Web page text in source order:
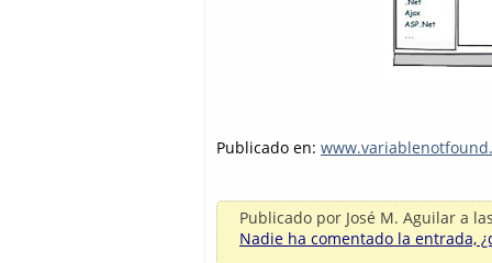
Publicado en:
Publicado por José M. Aguilar a
Nadie ha comentado la entrada,